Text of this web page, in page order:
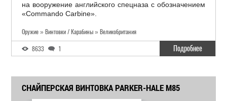
на вооружение английского спецназа с обозначением
«Commando Carbine».
Оружие » Винтовки / Карабины » Великобритания
8633 1 Подробнее
СНАЙПЕРСКАЯ ВИНТОВКА PARKER-HALE M85